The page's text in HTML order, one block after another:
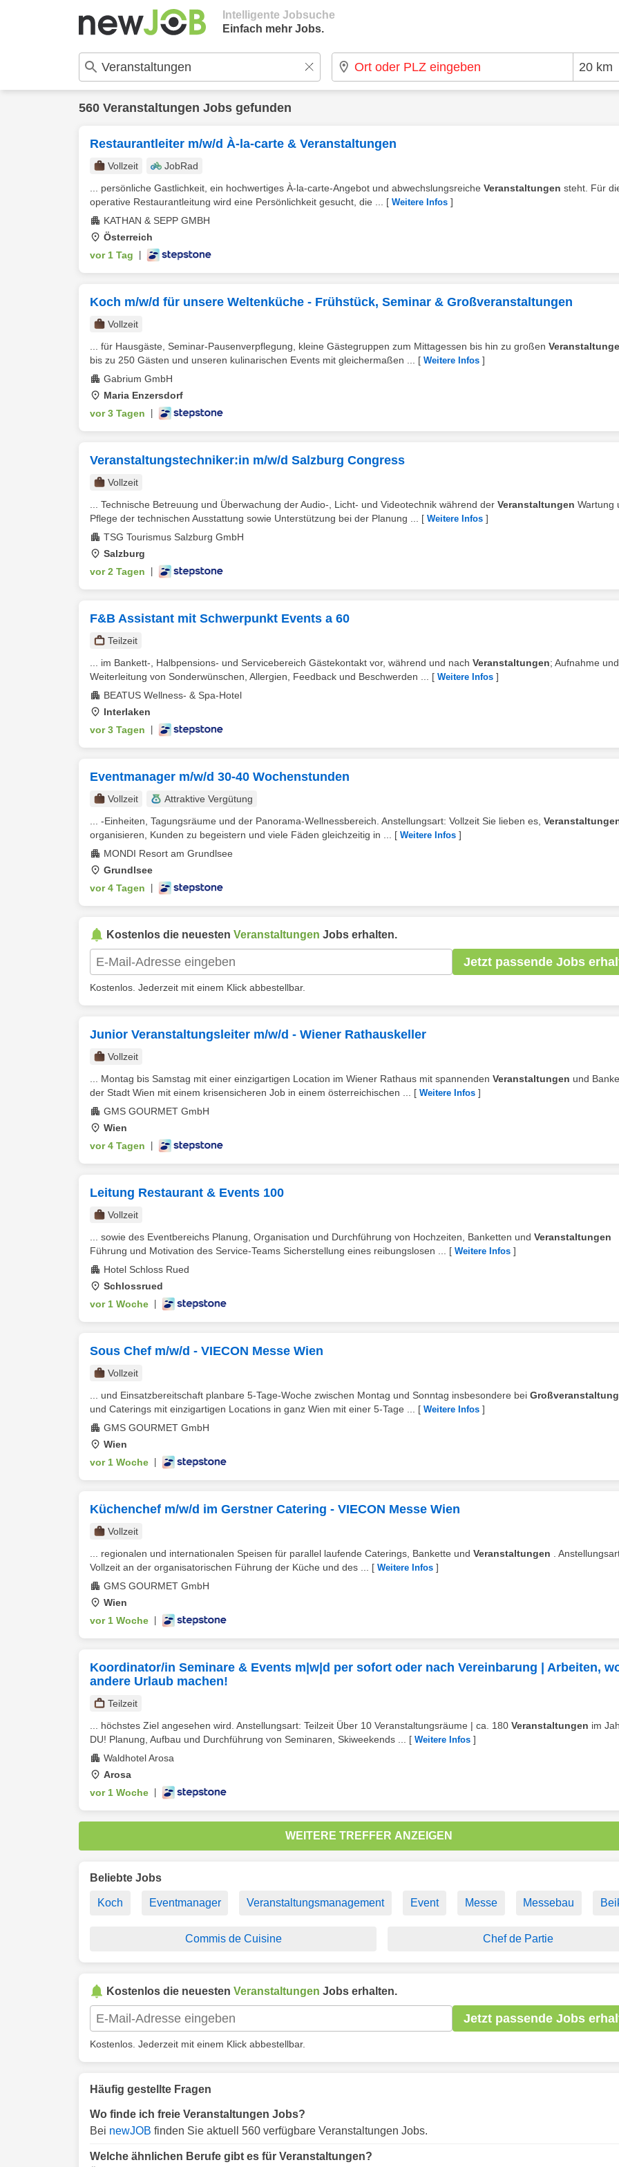
Intelligente Jobsuche
Einfach mehr Jobs.
560 Veranstaltungen Jobs gefunden
Restaurantleiter m/w/d À-la-carte & Veranstaltungen
Vollzeit
JobRad
... persönliche Gastlichkeit, ein hochwertiges À-la-carte-Angebot und abwechslungsreiche Veranstaltungen steht. Für
operative Restaurantleitung wird eine Persönlichkeit gesucht, die ...
[ Weitere Infos ]
KATHAN & SEPP GMBH
Österreich
vor 1 Tag
Koch m/w/d für unsere Weltenküche - Frühstück, Seminar & Großveranstaltungen
Vollzeit
... für Hausgäste, Seminar-Pausenverpflegung, kleine Gästegruppen zum Mittagessen bis hin zu großen
bis zu 250 Gästen und unseren kulinarischen Events mit gleichermaßen ...
[ Weitere Infos ]
Gabrium GmbH
Maria Enzersdorf
vor 3 Tagen
Veranstaltungstechniker:in m/w/d Salzburg Congress
Vollzeit
... Technische Betreuung und Überwachung der Audio-, Licht- und Videotechnik während der Veranstaltungen Wartung
Pflege der technischen Ausstattung sowie Unterstützung bei der Planung ...
[ Weitere Infos ]
TSG Tourismus Salzburg GmbH
Salzburg
vor 2 Tagen
F&B Assistant mit Schwerpunkt Events a 60
Teilzeit
... im Bankett-, Halbpensions- und Servicebereich Gästekontakt vor, während und nach Veranstaltungen; Aufnahme und
Weiterleitung von Sonderwünschen, Allergien, Feedback und Beschwerden ...
[ Weitere Infos ]
BEATUS Wellness- & Spa-Hotel
Interlaken
vor 3 Tagen
Eventmanager m/w/d 30-40 Wochenstunden
Vollzeit
Attraktive Vergütung
... -Einheiten, Tagungsräume und der Panorama-Wellnessbereich. Anstellungsart: Vollzeit Sie lieben es,
organisieren, Kunden zu begeistern und viele Fäden gleichzeitig in ...
[ Weitere Infos ]
MONDI Resort am Grundlsee
Grundlsee
vor 4 Tagen
Kostenlos die neuesten Veranstaltungen Jobs erhalten.
Jetzt passende Jobs
Kostenlos. Jederzeit mit einem Klick abbestellbar.
Junior Veranstaltungsleiter m/w/d - Wiener Rathauskeller
Vollzeit
... Montag bis Samstag mit einer einzigartigen Location im Wiener Rathaus mit spannenden Veranstaltungen und
der Stadt Wien mit einem krisensicheren Job in einem österreichischen ...
[ Weitere Infos ]
GMS GOURMET GmbH
Wien
vor 4 Tagen
Leitung Restaurant & Events 100
Vollzeit
... sowie des Eventbereichs Planung, Organisation und Durchführung von Hochzeiten, Banketten und Veranstaltungen
Führung und Motivation des Service-Teams Sicherstellung eines reibungslosen ...
[ Weitere Infos ]
Hotel Schloss Rued
Schlossrued
vor 1 Woche
Sous Chef m/w/d - VIECON Messe Wien
Vollzeit
... und Einsatzbereitschaft planbare 5-Tage-Woche zwischen Montag und Sonntag insbesondere bei
und Caterings mit einzigartigen Locations in ganz Wien mit einer 5-Tage ...
[ Weitere Infos ]
GMS GOURMET GmbH
Wien
vor 1 Woche
Küchenchef m/w/d im Gerstner Catering - VIECON Messe Wien
Vollzeit
... regionalen und internationalen Speisen für parallel laufende Caterings, Bankette und Veranstaltungen .
Vollzeit an der organisatorischen Führung der Küche und des ...
[ Weitere Infos ]
GMS GOURMET GmbH
Wien
vor 1 Woche
Koordinator/in Seminare & Events m|w|d per sofort oder nach Vereinbarung | Arbeiten,
andere Urlaub machen!
Teilzeit
... höchstes Ziel angesehen wird. Anstellungsart: Teilzeit Über 10 Veranstaltungsräume | ca. 180 Veranstaltungen im
DU! Planung, Aufbau und Durchführung von Seminaren, Skiweekends ...
[ Weitere Infos ]
Waldhotel Arosa
Arosa
vor 1 Woche
WEITERE TREFFER ANZEIGEN
Beliebte Jobs
Koch Eventmanager Veranstaltungsmanagement Event Messe Messebau
Commis de Cuisine Chef de Partie
Kostenlos die neuesten Veranstaltungen Jobs erhalten.
Jetzt passende Jobs
Kostenlos. Jederzeit mit einem Klick abbestellbar.
Häufig gestellte Fragen
Wo finde ich freie Veranstaltungen Jobs?
Bei newJOB finden Sie aktuell 560 verfügbare Veranstaltungen Jobs.
Welche ähnlichen Berufe gibt es für Veranstaltungen?